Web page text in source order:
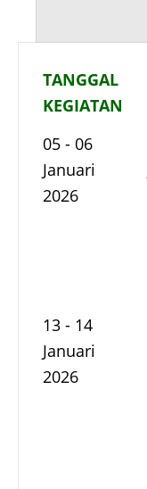
TANGGAL
KEGIATAN
05 - 06
Januari
2026
13 - 14
Januari
2026